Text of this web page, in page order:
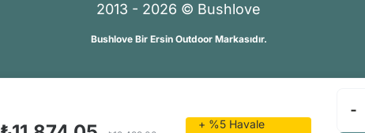
+ %5 Havale
2013 - 2026 © Bushlove
Bushlove Bir Ersin Outdoor Markasıdır.